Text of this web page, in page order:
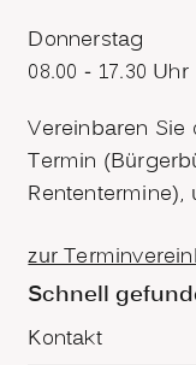
Donnerstag
08.00 - 17.30 Uhr
Vereinbaren Sie
Termin
Rententermine),
zur
Schnell
Kontakt